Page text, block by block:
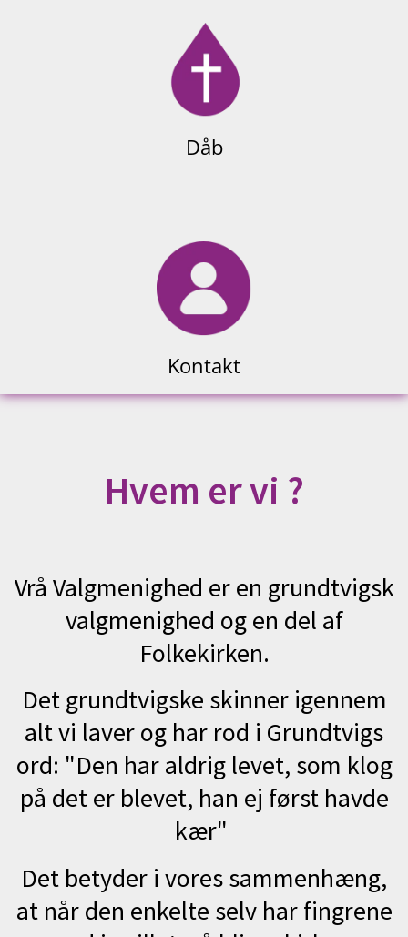
Dåb
Kontakt
Hvem er vi ?
Vrå Valgmenighed er en grundtvigsk
valgmenighed og en del af
Folkekirken.
Det grundtvigske skinner igennem
alt vi laver og har rod i Grundtvigs
ord: "Den har aldrig levet, som klog
på det er blevet, han ej først havde
kær"
Det betyder i vores sammenhæng,
at når den enkelte selv har fingrene